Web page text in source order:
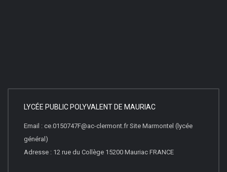
LYCÉE PUBLIC POLYVALENT DE MAURIAC
Email : ce.0150747F@ac-clermont.fr Site Marmontel (lycée
général)
Adresse : 12 rue du Collège 15200 Mauriac FRANCE